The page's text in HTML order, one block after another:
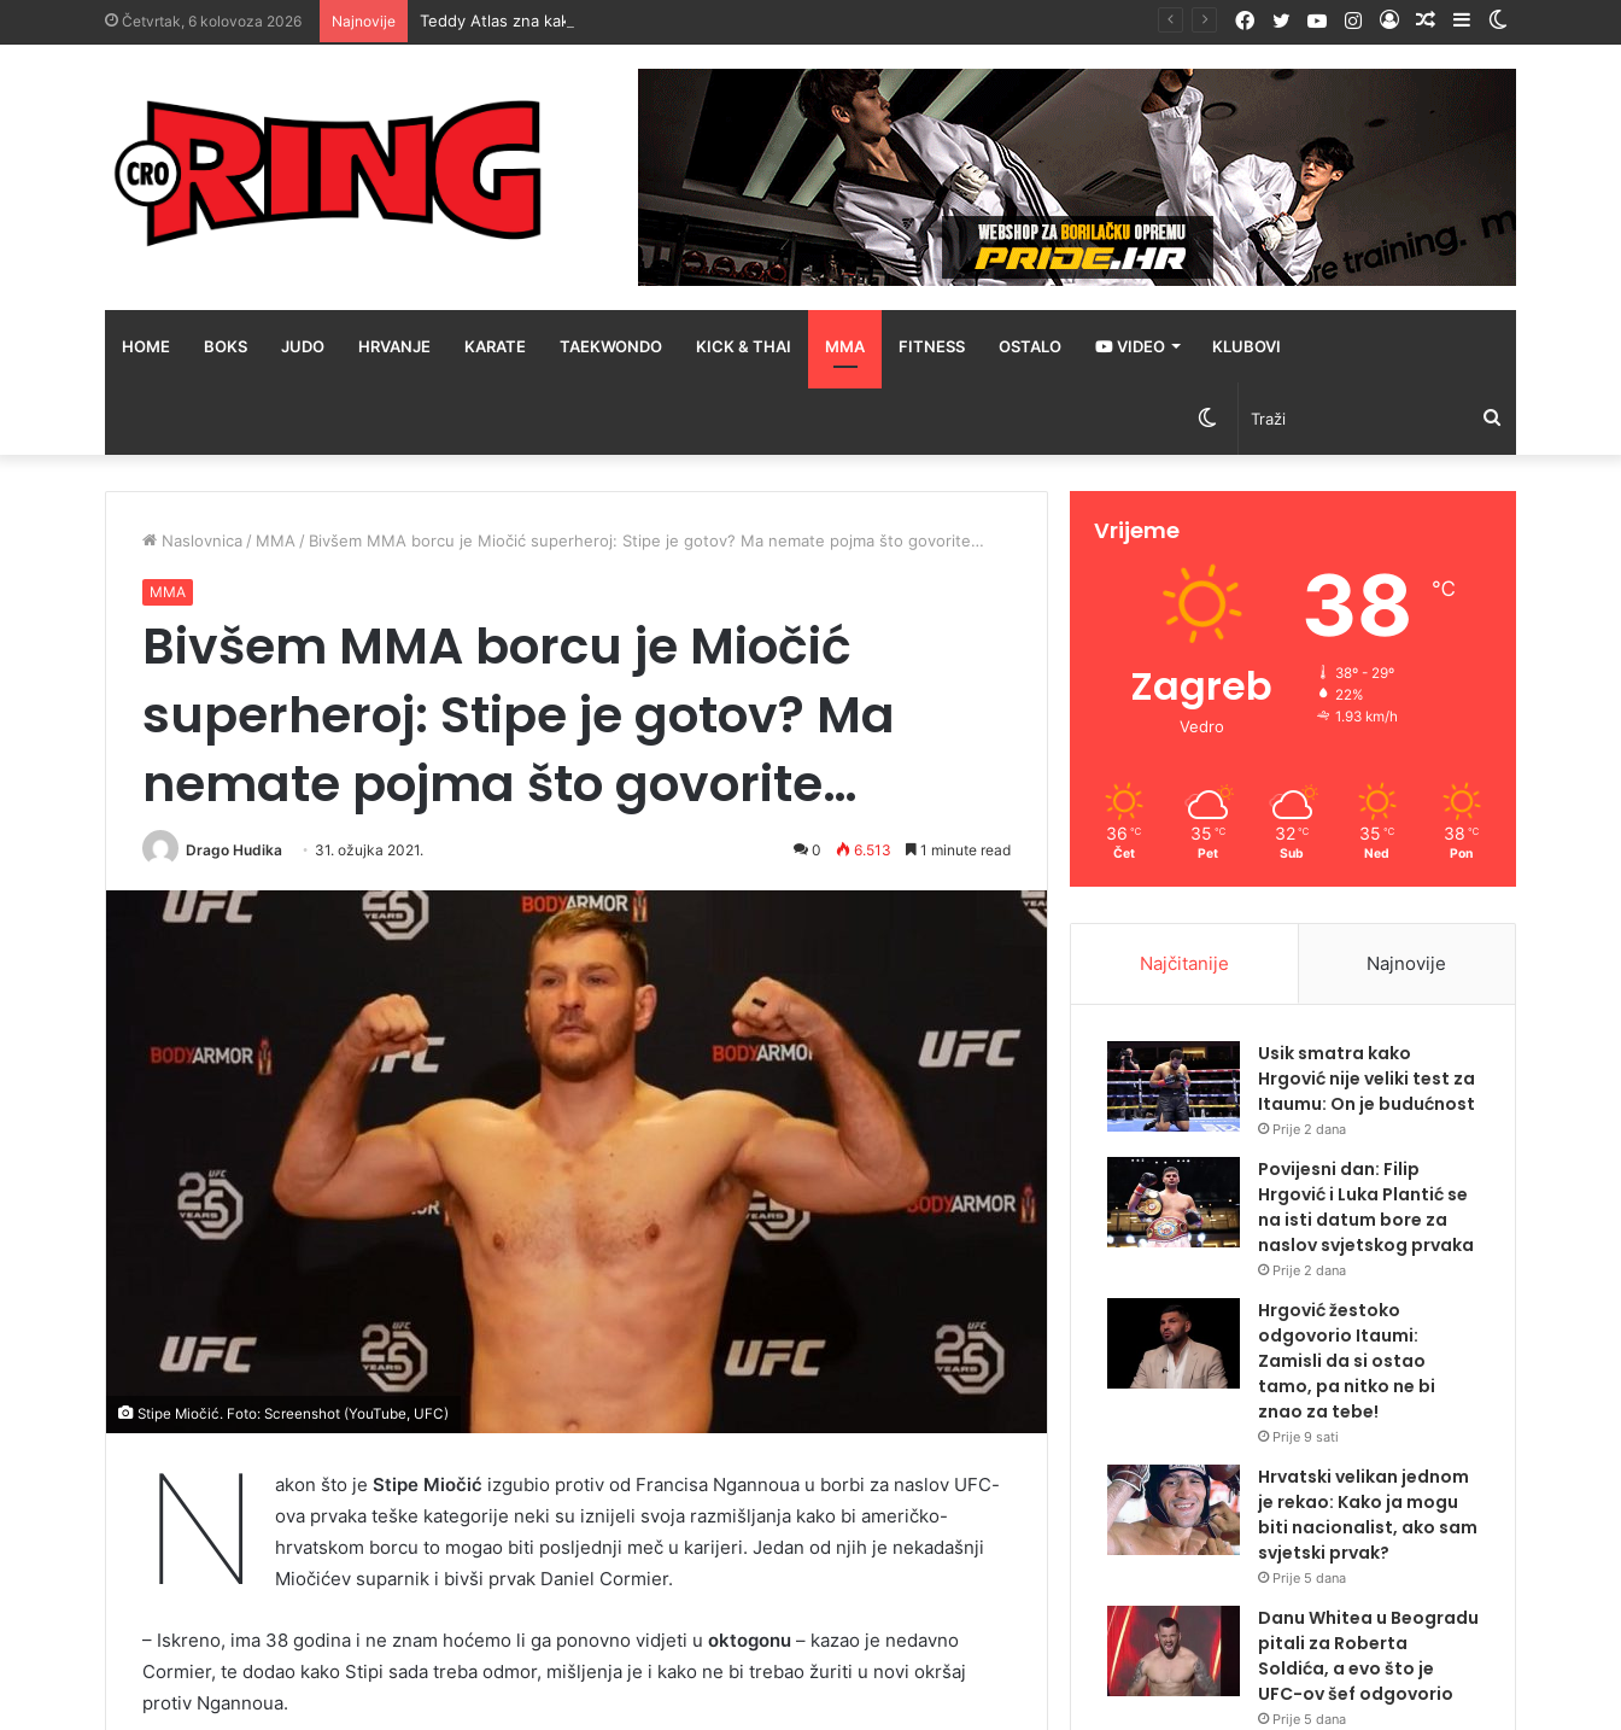
Četvrtak, 6 kolovoza 2026 Najnovije Teddy Atlas zna kako Moses Itauma može pobijediti Filipa Hrgovića: To mu je mana Sidebar
Random
Prijava
Instagram
YouTube
Twitter
Facebook
HOME BOKS JUDO HRVANJE KARATE TAEKWONDO KICK & THAI MMA FITNESS OSTALO VIDEO KLUBOVI
Traži
Switch
skin
Naslovnica / MMA / Bivšem MMA borcu je Miočić superheroj: Stipe je gotov? Ma nemate pojma što govorite…
MMA
Bivšem MMA borcu je Miočić
superheroj: Stipe je gotov? Ma
nemate pojma što govorite…
Drago Hudika 31. ožujka 2021. 0 6.513 1 minute read
Stipe Miočić. Foto: Screenshot (YouTube, UFC)
N akon što je Stipe Miočić izgubio protiv od Francisa Ngannoua u borbi za naslov UFC-
ova prvaka teške kategorije neki su iznijeli svoja razmišljanja kako bi američko-
hrvatskom borcu to mogao biti posljednji meč u karijeri. Jedan od njih je nekadašnji
Miočićev suparnik i bivši prvak Daniel Cormier.
– Iskreno, ima 38 godina i ne znam hoćemo li ga ponovno vidjeti u oktogonu – kazao je nedavno
Cormier, te dodao kako Stipi sada treba odmor, mišljenja je i kako ne bi trebao žuriti u novi okršaj
protiv Ngannoua.
Vrijeme
Zagreb
Vedro
38 ℃
38º - 29º
22%
1.93 km/h
36 ℃
Čet
35 ℃
Pet
32 ℃
Sub
35 ℃
Ned
38 ℃
Pon
Najčitanije Najnovije
Usik smatra kako
Hrgović nije veliki test za
Itaumu: On je budućnost
Prije 2 dana
Povijesni dan: Filip
Hrgović i Luka Plantić se
na isti datum bore za
naslov svjetskog prvaka
Prije 2 dana
Hrgović žestoko
odgovorio Itaumi:
Zamisli da si ostao
tamo, pa nitko ne bi
znao za tebe!
Prije 9 sati
Hrvatski velikan jednom
je rekao: Kako ja mogu
biti nacionalist, ako sam
svjetski prvak?
Prije 5 dana
Danu Whitea u Beogradu
pitali za Roberta
Soldića, a evo što je
UFC-ov šef odgovorio
Prije 5 dana